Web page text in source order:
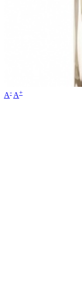
A- A+